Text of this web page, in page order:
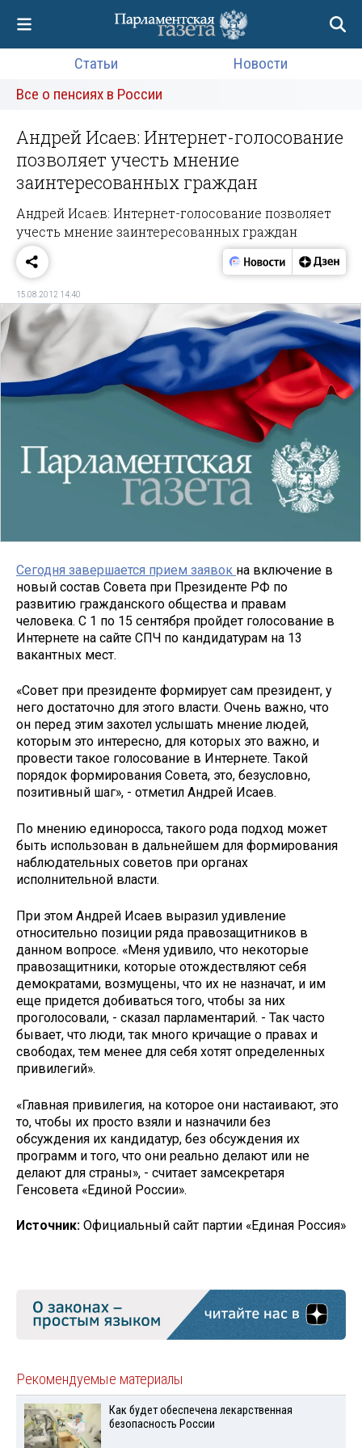
Статьи
Новости
Все о пенсиях в России
Андрей Исаев: Интернет-голосование
позволяет учесть мнение
заинтересованных граждан
Андрей Исаев: Интернет-голосование позволяет
учесть мнение заинтересованных граждан
15.08.2012 14:40
Сегодня завершается прием заявок на включение в
новый состав Совета при Президенте РФ по
развитию гражданского общества и правам
человека. С 1 по 15 сентября пройдет голосование в
Интернете на сайте СПЧ по кандидатурам на 13
вакантных мест.
«Совет при президенте формирует сам президент, у
него достаточно для этого власти. Очень важно, что
он перед этим захотел услышать мнение людей,
которым это интересно, для которых это важно, и
провести такое голосование в Интернете. Такой
порядок формирования Совета, это, безусловно,
позитивный шаг», - отметил Андрей Исаев.
По мнению единоросса, такого рода подход может
быть использован в дальнейшем для формирования
наблюдательных советов при органах
исполнительной власти.
При этом Андрей Исаев выразил удивление
относительно позиции ряда правозащитников в
данном вопросе. «Меня удивило, что некоторые
правозащитники, которые отождествляют себя
демократами, возмущены, что их не назначат, и им
еще придется добиваться того, чтобы за них
проголосовали, - сказал парламентарий. - Так часто
бывает, что люди, так много кричащие о правах и
свободах, тем менее для себя хотят определенных
привилегий».
«Главная привилегия, на которое они настаивают, это
то, чтобы их просто взяли и назначили без
обсуждения их кандидатур, без обсуждения их
программ и того, что они реально делают или не
делают для страны», - считает замсекретаря
Генсовета «Единой России».
Источник: Официальный сайт партии «Единая Россия»
Рекомендуемые материалы
Как будет обеспечена лекарственная
безопасность России